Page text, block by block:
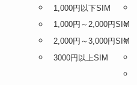
1,000円以下SIM
1,000円～2,000円SIM
2,000円～3,000円SIM
3000円以上SIM